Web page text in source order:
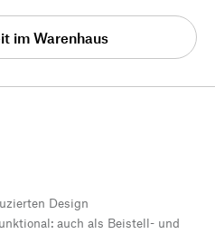
im Warenhaus
Design
auch als Beistell- und